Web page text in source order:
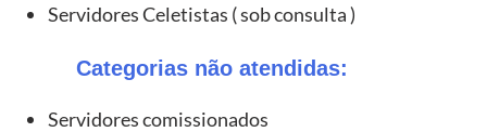
Servidores Celetistas ( sob consulta )
Categorias não atendidas:
Servidores comissionados